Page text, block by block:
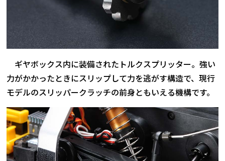
ギヤボックス内に装備されたトルクスプリッター。強い
力がかかったときにスリップして力を逃がす構造で、現行
モデルのスリッパークラッチの前身ともいえる機構です。